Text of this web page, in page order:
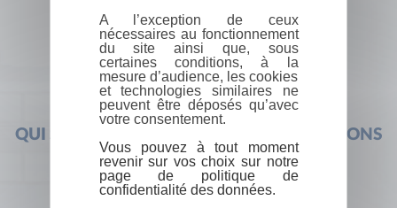
QUI SOMMES-NOUS ? FOIRE AUX QUESTIONS
A l’exception de ceux
nécessaires au fonctionnement
du site ainsi que, sous
certaines conditions, à la
mesure d’audience, les cookies
et technologies similaires ne
peuvent être déposés qu’avec
votre consentement.
Vous pouvez à tout moment
revenir sur vos choix sur notre
page de politique de
confidentialité des données.